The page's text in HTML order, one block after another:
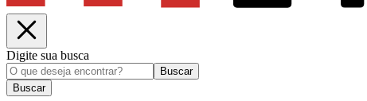
Digite sua busca
Buscar
Buscar